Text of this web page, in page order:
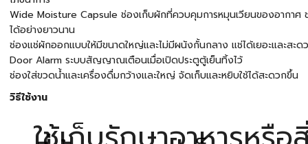
Wide Moisture Capsule ช่องเก็บผักที่ควบคุมการหมุนเวียนของอากาศ
ได้อย่างยาวนาน
ช่องแช่ผักออกแบบให้มีขนาดใหญ่และไม่มีผนังกั้นกลาง แช่ได้เยอะและสะด
Door Alarm ระบบสัญญาณเตือนเมื่อเปิดประตูตู้เย็นทิ้งไว้
ช่องใส่ขวดน้ำและเครื่องดื่มกว้างและใหญ่ จัดเก็บและหยิบใช้ได้สะดวกขึ้น
วิธีใช้งาน